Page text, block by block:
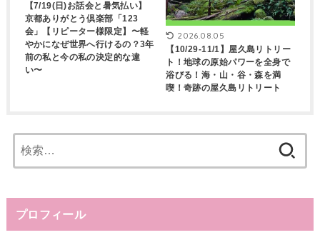
【7/19(日)お話会と暑気払い】
京都ありがとう倶楽部「123
会」【リピーター様限定】〜軽
やかになぜ世界へ行けるの？3年
前の私と今の私の決定的な違
い〜
2026.08.05
【10/29-11/1】屋久島リトリー
ト！地球の原始パワーを全身で
浴びる！海・山・谷・森を満
喫！奇跡の屋久島リトリート
索:
プロフィール